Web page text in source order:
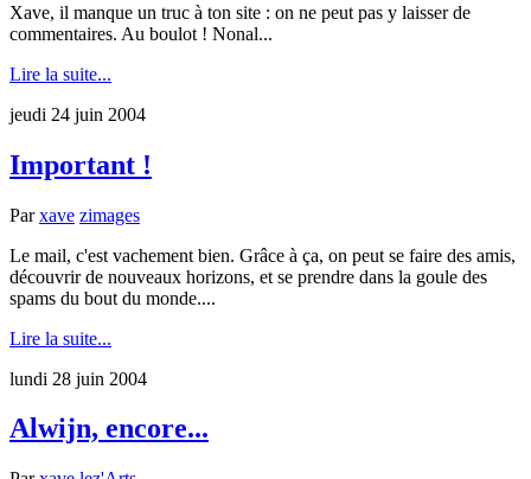
Xave, il manque un truc à ton site : on ne peut pas y laisser de
commentaires. Au boulot ! Nonal...
Lire la suite...
jeudi 24 juin 2004
Important !
Parxave zimages
Le mail, c'est vachement bien. Grâce à ça, on peut se faire des amis,
découvrir de nouveaux horizons, et se prendre dans la goule des
spams du bout du monde....
Lire la suite...
lundi 28 juin 2004
Alwijn, encore...